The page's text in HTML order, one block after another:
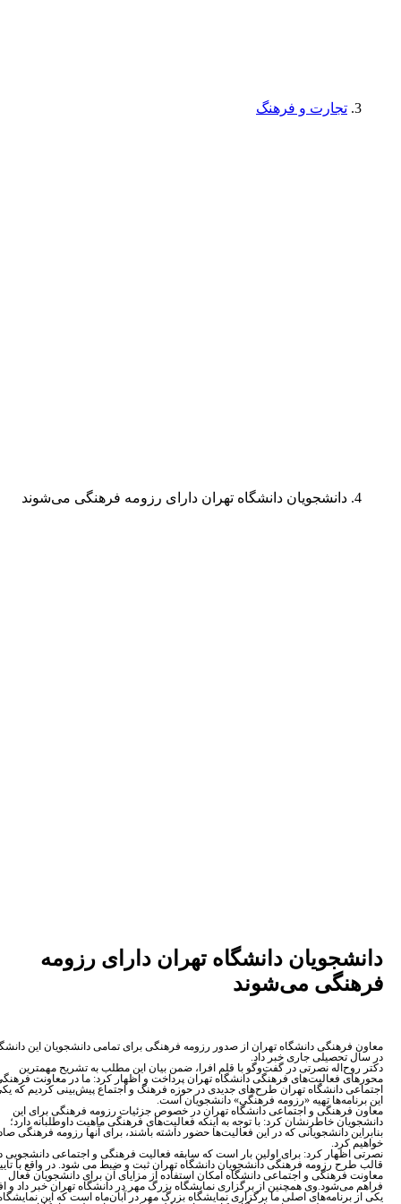
تجارت و فرهنگ
دانشجویان دانشگاه تهران دارای رزومه فرهنگی می‌شوند
دانشگاه تهران دارای رزومه
می‌شوند
دانشگاه تهران از صدور رزومه فرهنگی برای تمامی دانشجویان این دانشگاه
تحصیلی جاری خبر داد.
نصرتی در گفت‌وگو با قلم افرا، ضمن بیان این مطلب به تشریح مهمترین
فعالیت‌های فرهنگی دانشگاه تهران پرداخت و اظهار کرد: ما در معاونت فرهنگی و
دانشگاه تهران طرح‌های جدیدی در حوزه فرهنگ و اجتماع پیش‌بینی کردیم که یکی از
تهیه «رزومه فرهنگی» دانشجویان است.
فرهنگی و اجتماعی دانشگاه تهران در خصوص جزئیات رزومه فرهنگی برای این
خاطرنشان کرد: با توجه به اینکه فعالیت‌های فرهنگی ماهیت داوطلبانه دارد؛
دانشجویانی که در این فعالیت‌ها حضور داشته باشند، برای آنها رزومه فرهنگی صادر
کرد.
کرد: برای اولین بار است که سابقه فعالیت فرهنگی و اجتماعی دانشجویی در
رزومه فرهنگی دانشجویان دانشگاه تهران ثبت و ضبط می شود. در واقع با تایید
فرهنگی و اجتماعی دانشگاه امکان استفاده از مزایای آن برای دانشجویان فعال
همچنین از برگزاری نمایشگاه بزرگ مهر در دانشگاه تهران خبر داد و افزود:
برنامه‌های اصلی ما برگزاری نمایشگاه بزرگ مهر در آبان‌ماه است که این نمایشگاه با